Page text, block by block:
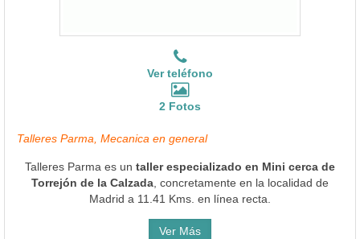
Ver teléfono
2 Fotos
Talleres Parma, Mecanica en general
Talleres Parma es un taller especializado en Mini cerca de
Torrejón de la Calzada , concretamente en la localidad de
Madrid a 11.41 Kms. en línea recta.
Ver Más